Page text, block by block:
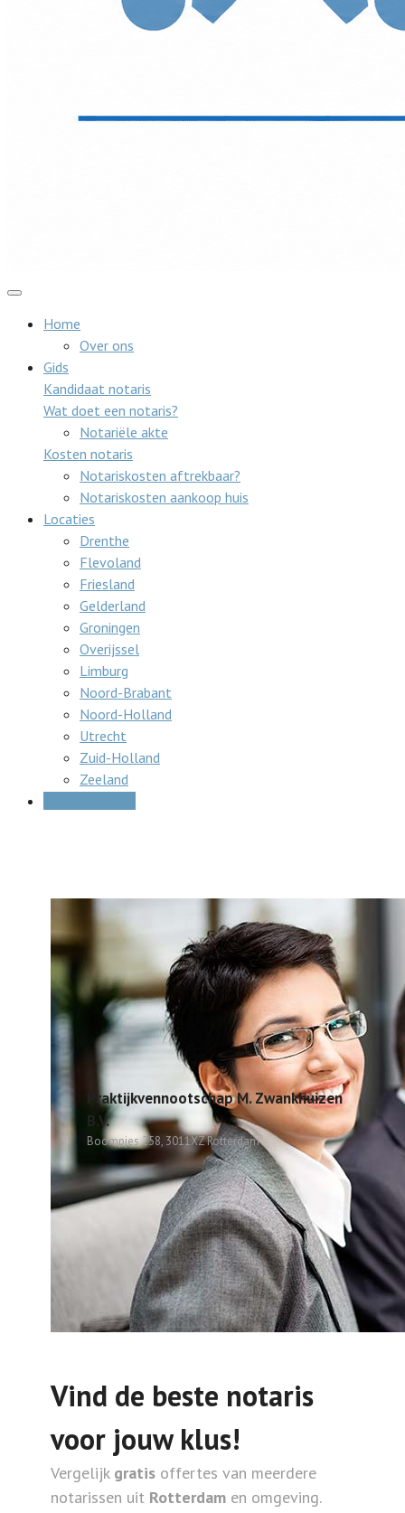
Home
Over ons
Gids
Kandidaat notaris
Wat doet een notaris?
Notariële akte
Kosten notaris
Notariskosten aftrekbaar?
Notariskosten aankoop huis
Locaties
Drenthe
Flevoland
Friesland
Gelderland
Groningen
Overijssel
Limburg
Noord-Brabant
Noord-Holland
Utrecht
Zuid-Holland
Zeeland
Praktijkvennootschap M. Zwankhuizen
B.V.
Boompjes 258, 3011XZ Rotterdam
Vind de beste notaris
voor jouw klus!
Vergelijk gratis offertes van meerdere
notarissen uit Rotterdam en omgeving.